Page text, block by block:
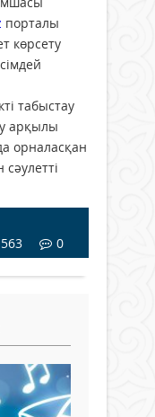
порталы
көрсету
табыстау
арқылы
орналасқан
563 0